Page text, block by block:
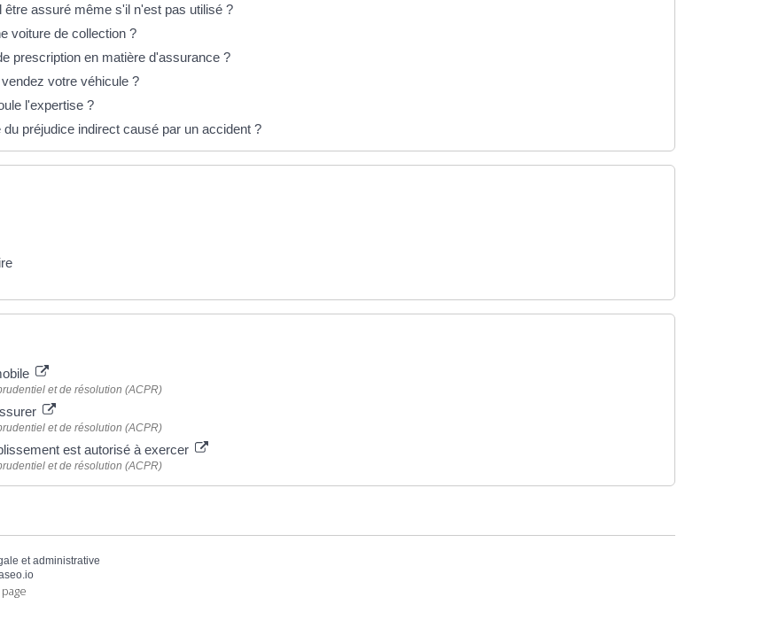
être assuré même s'il n'est pas utilisé ?
voiture de collection ?
prescription en matière d'assurance ?
votre véhicule ?
l'expertise ?
préjudice indirect causé par un accident ?
et de résolution (ACPR)
et de résolution (ACPR)
est autorisé à exercer
et de résolution (ACPR)
et administrative